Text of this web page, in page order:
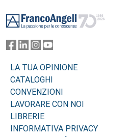
LA TUA OPINIONE
CATALOGHI
CONVENZIONI
LAVORARE CON NOI
LIBRERIE
INFORMATIVA PRIVACY